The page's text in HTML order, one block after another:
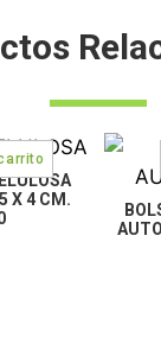
X 4 CM.